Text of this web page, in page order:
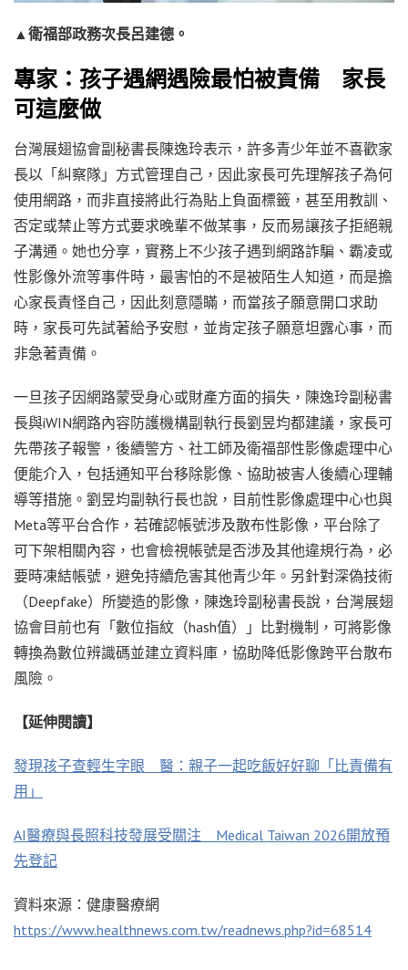
▲衛福部政務次長呂建德。
專家：孩子遇網遇險最怕被責備 家長
可這麼做
台灣展翅協會副秘書長陳逸玲表示，許多青少年並不喜歡家
長以「糾察隊」方式管理自己，因此家長可先理解孩子為何
使用網路，而非直接將此行為貼上負面標籤，甚至用教訓、
否定或禁止等方式要求晚輩不做某事，反而易讓孩子拒絕親
子溝通。她也分享，實務上不少孩子遇到網路詐騙、霸凌或
性影像外流等事件時，最害怕的不是被陌生人知道，而是擔
心家長責怪自己，因此刻意隱瞞，而當孩子願意開口求助
時，家長可先試著給予安慰，並肯定孩子願意坦露心事，而
非急著責備。
一旦孩子因網路蒙受身心或財產方面的損失，陳逸玲副秘書
長與iWIN網路內容防護機構副執行長劉昱均都建議，家長可
先帶孩子報警，後續警方、社工師及衛福部性影像處理中心
便能介入，包括通知平台移除影像、協助被害人後續心理輔
導等措施。劉昱均副執行長也說，目前性影像處理中心也與
Meta等平台合作，若確認帳號涉及散布性影像，平台除了
可下架相關內容，也會檢視帳號是否涉及其他違規行為，必
要時凍結帳號，避免持續危害其他青少年。另針對深偽技術
（Deepfake）所變造的影像，陳逸玲副秘書長說，台灣展翅
協會目前也有「數位指紋（hash值）」比對機制，可將影像
轉換為數位辨識碼並建立資料庫，協助降低影像跨平台散布
風險。
【延伸閱讀】
發現孩子查輕生字眼 醫：親子一起吃飯好好聊「比責備有
用」
AI醫療與長照科技發展受關注 Medical Taiwan 2026開放預
先登記
資料來源：健康醫療網
https://www.healthnews.com.tw/readnews.php?id=68514